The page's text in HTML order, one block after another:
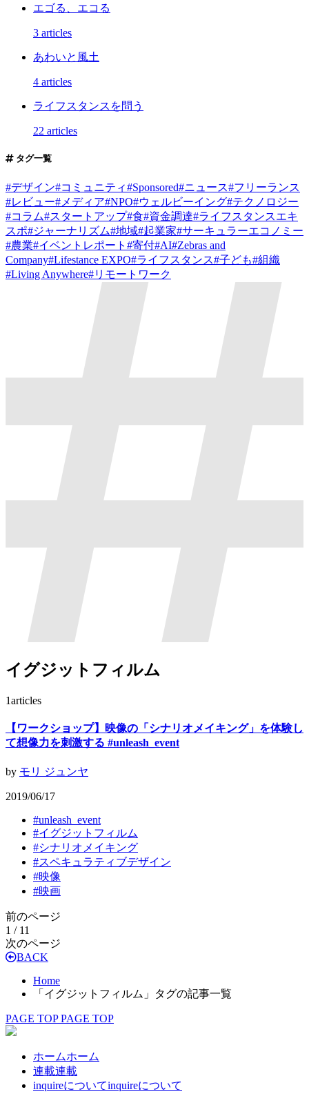
エゴる、エコる
3 articles
あわいと風土
4 articles
ライフスタンスを問う
22 articles
タグ一覧
#デザイン#コミュニティ#Sponsored#ニュース#フリーランス
#レビュー# メディア#NPO#ウェルビーイング#テクノロジー
#コラム#スタートアップ#食#資金調達#ライフスタンスエキ
スポ#ジャーナリズム#地域#起業家#サーキュラーエコノミー
#農業#イベントレポート #寄付#AI#Zebras and
Company#Lifestance EXPO#ライフスタンス#子ども#組織
#Living Anywhere#リモートワーク
イグジットフィルム
1articles
【ワークショップ】映像の「シナリオメイキング」を体験し
て想像力を刺激する #unleash_event
by モリ ジュンヤ
2019/06/17
#unleash_event
#イグジットフィルム
#シナリオメイキング
#スペキュラティブデザイン
#映像
#映画
前のページ
1 / 11
次のページ
BACK
Home
「イグジットフィルム」タグの記事一覧
PAGE TOP PAGE TOP
ホームホーム
連載連載
inquireについてinquireについて